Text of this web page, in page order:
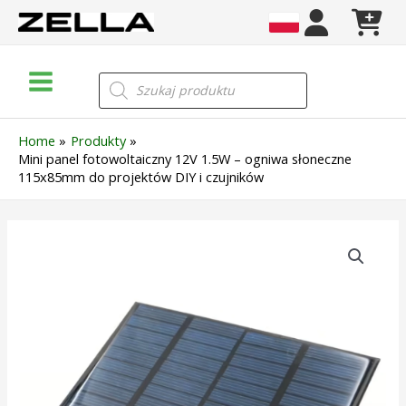
Skip
Menu
Wyszukiwarka
produktów
Home
Produkty
Mini panel fotowoltaiczny 12V 1.5W – ogniwa słoneczne
115x85mm do projektów DIY i czujników